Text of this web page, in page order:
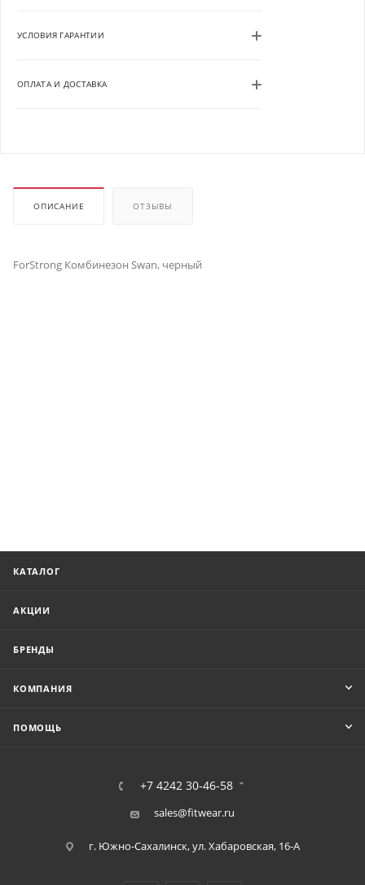
УСЛОВИЯ ГАРАНТИИ
ОПЛАТА И ДОСТАВКА
ОПИСАНИЕ ОТЗЫВЫ
ForStrong Комбинезон Swan, черный
КАТАЛОГ
АКЦИИ
БРЕНДЫ
КОМПАНИЯ
ПОМОЩЬ
+7 4242 30-46-58
sales@fitwear.ru
г. Южно-Сахалинск, ул. Хабаровская, 16-А